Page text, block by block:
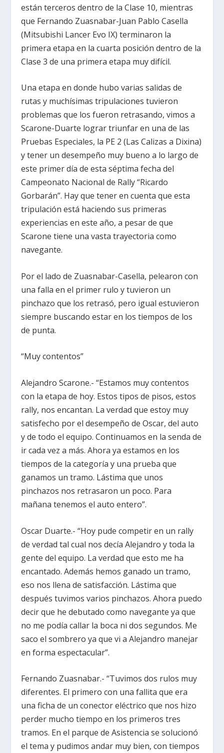
están terceros dentro de la Clase 10, mientras
que Fernando Zuasnabar-Juan Pablo Casella
(Mitsubishi Lancer Evo IX) terminaron la
primera etapa en la cuarta posición dentro de la
Clase 3 de una primera etapa muy difícil.
Una etapa en donde hubo varias salidas de
rutas y muchísimas tripulaciones tuvieron
problemas que los fueron retrasando, vimos a
Scarone-Duarte lograr triunfar en una de las
Pruebas Especiales, la PE 2 (Las Calizas a Dixina)
y tener un desempeño muy bueno a lo largo de
este primer día de esta séptima fecha del
Campeonato Nacional de Rally “Ricardo
Gorbarán”. Hay que tener en cuenta que esta
tripulación está haciendo sus primeras
experiencias en este año, a pesar de que
Scarone tiene una vasta trayectoria como
navegante.
Por el lado de Zuasnabar-Casella, pelearon con
una falla en el primer rulo y tuvieron un
pinchazo que los retrasó, pero igual estuvieron
siempre buscando estar en los tiempos de los
de punta.
“Muy contentos”
Alejandro Scarone.- “Estamos muy contentos
con la etapa de hoy. Estos tipos de pisos, estos
rally, nos encantan. La verdad que estoy muy
satisfecho por el desempeño de Oscar, del auto
y de todo el equipo. Continuamos en la senda de
ir cada vez a más. Ahora ya estamos en los
tiempos de la categoría y una prueba que
ganamos un tramo. Lástima que unos
pinchazos nos retrasaron un poco. Para
mañana tenemos el auto entero”.
Oscar Duarte.- “Hoy pude competir en un rally
de verdad tal cual nos decía Alejandro y toda la
gente del equipo. La verdad que esto me ha
encantado. Además hemos ganado un tramo,
eso nos llena de satisfacción. Lástima que
después tuvimos varios pinchazos. Ahora puedo
decir que he debutado como navegante ya que
no me podía callar la boca ni dos segundos. Me
saco el sombrero ya que vi a Alejandro manejar
en forma espectacular”.
Fernando Zuasnabar.- “Tuvimos dos rulos muy
diferentes. El primero con una fallita que era
una ficha de un conector eléctrico que nos hizo
perder mucho tiempo en los primeros tres
tramos. En el parque de Asistencia se solucionó
el tema y pudimos andar muy bien, con tiempos